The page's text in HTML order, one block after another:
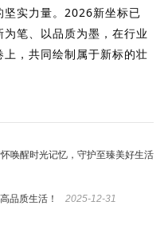
坚实力量。2026新坐标已
笔、以品质为墨，在行业
，共同绘制属于新标的壮
唤醒时光记忆，守护至臻美好生活
品质生活！ 2025-12-31